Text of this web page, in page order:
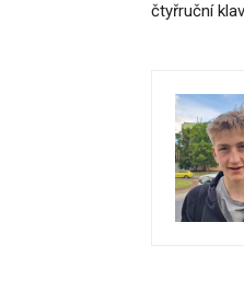
čtyřruční